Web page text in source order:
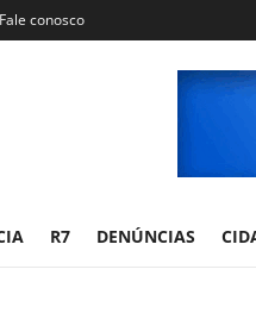
Fale conosco
R7 DENÚNCIAS